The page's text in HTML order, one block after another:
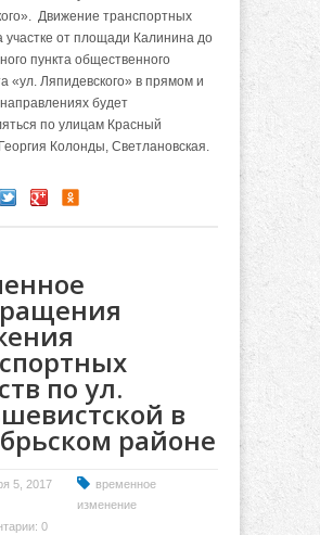
Движение транспортных
участке от площади Калинина до
пункта общественного
«ул. Ляпидевского» в прямом и
будет
по улицам Красный
Колонды, Светлановская.
по ул.
в
районе
5, 2017
временное
изменение
0